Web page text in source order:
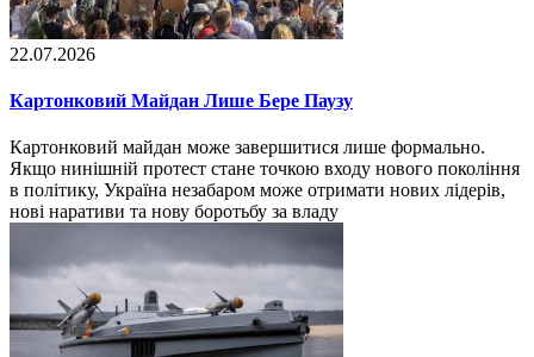
22.07.2026
Картонковий Майдан Лише Бере Паузу
Картонковий майдан може завершитися лише формально.
Якщо нинішній протест стане точкою входу нового покоління
в політику, Україна незабаром може отримати нових лідерів,
нові наративи та нову боротьбу за владу